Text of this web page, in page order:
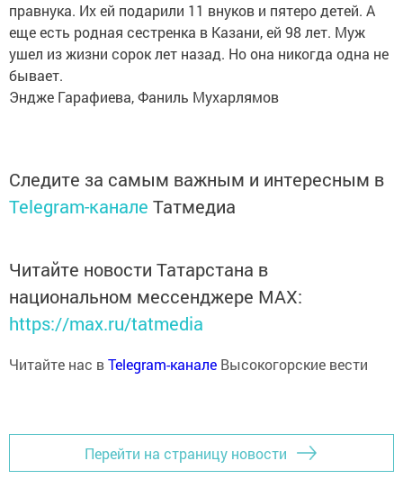
правнука. Их ей подарили 11 внуков и пятеро детей. А
еще есть родная сестренка в Казани, ей 98 лет. Муж
ушел из жизни сорок лет назад. Но она никогда одна не
бывает.
Эндже Гарафиева, Фаниль Мухарлямов
Следите за самым важным и интересным в
Telegram-канале Татмедиа
Читайте новости Татарстана в
национальном мессенджере MАХ:
https://max.ru/tatmedia
Читайте нас вTelegram-канале Высокогорские вести
Перейти на страницу новости